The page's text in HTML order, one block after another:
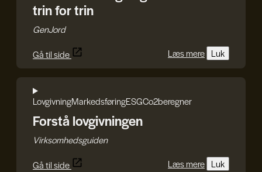
trin for trin
GenJord
Gå til side
Læs mere Luk
LovgivningMarkedsføringESGCo2beregner
Forstå lovgivningen
Virksomhedsguiden
Gå til side
Læs mere Luk